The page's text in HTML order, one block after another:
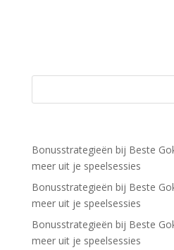
Bonusstrategieën bij Beste
meer uit je speelsessies
Bonusstrategieën bij Beste
meer uit je speelsessies
Bonusstrategieën bij Beste
meer uit je speelsessies